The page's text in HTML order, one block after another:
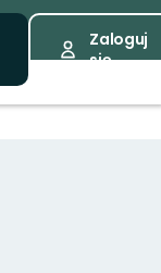
Zaloguj
się